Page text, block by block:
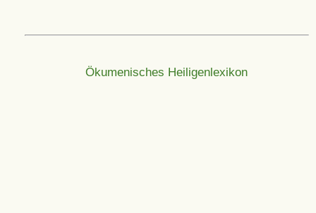
Ökumenisches Heiligenlexikon